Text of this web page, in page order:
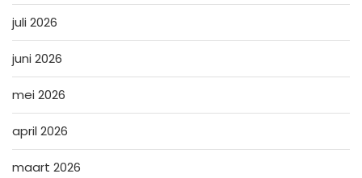
juli 2026
juni 2026
mei 2026
april 2026
maart 2026